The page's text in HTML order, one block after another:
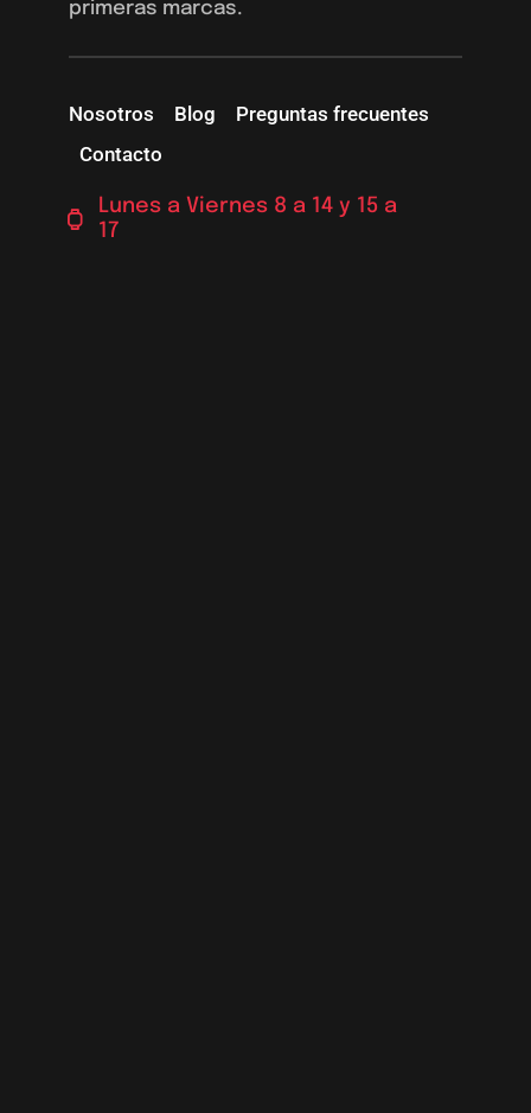
primeras marcas.
Nosotros Blog
Preguntas frecuentes
Contacto
Lunes a Viernes 8 a 14 y 15 a
17